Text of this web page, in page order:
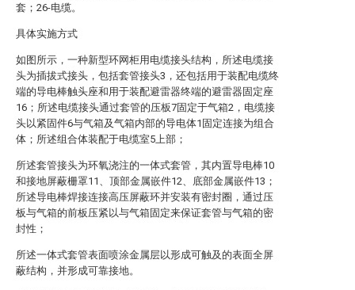
套；26-电缆。
具体实施方式
如图所示，一种新型环网柜用电缆接头结构，所述电缆接
头为插拔式接头，包括套管接头3，还包括用于装配电缆终
端的导电棒触头座和用于装配避雷器终端的避雷器固定座
16；所述电缆接头通过套管的压板7固定于气箱2，电缆接
头以紧固件6与气箱及气箱内部的导电体1固定连接为组合
体；所述组合体装配于电缆室5上部；
所述套管接头为环氧浇注的一体式套管，其内置导电棒10
和接地屏蔽栅罩11、顶部金属嵌件12、底部金属嵌件13；
所述导电棒焊接连接高压屏蔽环并安装有密封圈，通过压
板与气箱的前板压紧以与气箱固定来保证套管与气箱的密
封性；
所述一体式套管表面喷涂金属层以形成可触及的表面全屏
蔽结构，并形成可靠接地。